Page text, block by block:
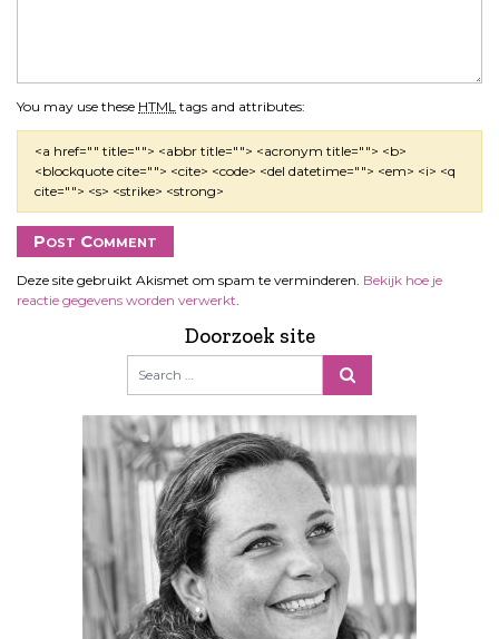
You may use these HTML tags and attributes:
<a href="" title=""> <abbr title=""> <acronym title=""> <b>
<blockquote cite=""> <cite> <code> <del datetime=""> <em> <i> <q
cite=""> <s> <strike> <strong>
Deze site gebruikt Akismet om spam te verminderen. Bekijk hoe je
reactie gegevens worden verwerkt
Doorzoek site